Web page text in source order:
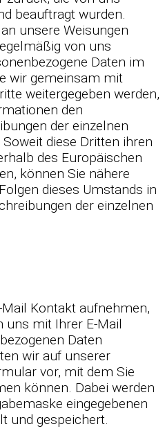
beauftragt wurden.
unsere Weisungen
von uns
Daten im
wir gemeinsam mit
weitergegeben werden,
den
der einzelnen
diese Dritten ihren
des Europäischen
können Sie nähere
dieses Umstands in
der einzelnen
Kontakt aufnehmen,
uns mit Ihrer E-Mail
Daten
wir auf unserer
vor, mit dem Sie
können. Dabei werden
eingegebenen
und gespeichert.